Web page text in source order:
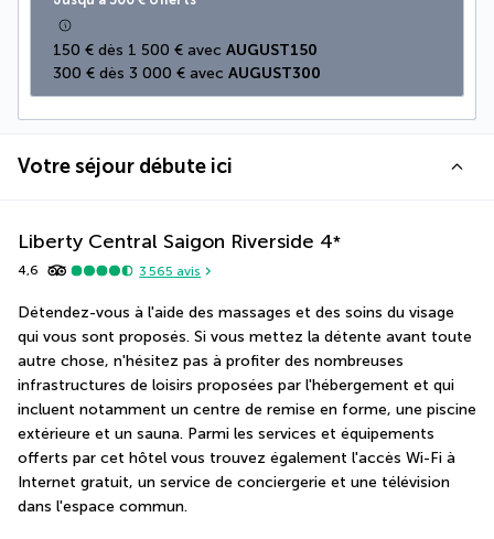
150 € dès 1 500 € avec AUGUST150
300 € dès 3 000 € avec AUGUST300
Votre séjour débute ici
Liberty Central Saigon Riverside 4*
4,6 3 565 avis
Détendez-vous à l'aide des massages et des soins du visage
qui vous sont proposés. Si vous mettez la détente avant toute
autre chose, n'hésitez pas à profiter des nombreuses
infrastructures de loisirs proposées par l'hébergement et qui
incluent notamment un centre de remise en forme, une piscine
extérieure et un sauna. Parmi les services et équipements
offerts par cet hôtel vous trouvez également l'accès Wi-Fi à
Internet gratuit, un service de conciergerie et une télévision
dans l'espace commun.